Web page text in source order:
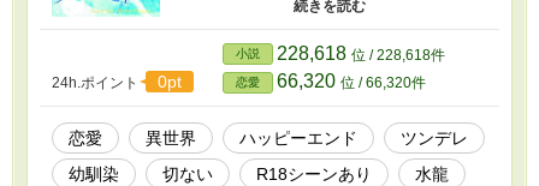
の疑問も不満も抱かない。 十年に一度、水龍様
へ差し出される贄の選抜儀式、その贄候補に選
ばれたチュセは、思いを寄せる幼馴染のカイザ
スにあるお願いをする。 しかし、予想通り冷た
くあしらわれ… ※一話が長いです…読みづらい
かもですが、ご容赦下さい。 ※ミステリーとい
うよりミステリー風味のお話です。 ★表紙イラ
ストは『まめ』さんに描いていただきました。
24h.ポイント 0pt
小説 228,618 位 / 228,618件
恋愛 66,320 位 / 66,320件
恋愛 異世界 ハッピーエンド
ツンデレ
幼馴染
切ない R18シーンあり
水龍